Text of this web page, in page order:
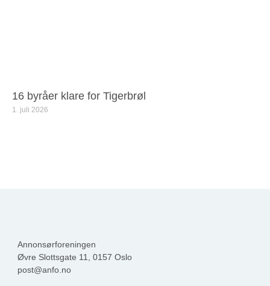
16 byråer klare for Tigerbrøl
1. juli 2026
Annonsørforeningen
Øvre Slottsgate 11, 0157 Oslo
post@anfo.no